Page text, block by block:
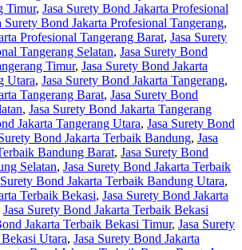
Timur, Jasa Surety Bond Jakarta Profesional
Surety Bond Jakarta Profesional Tangerang,
Profesional Tangerang Barat, Jasa Surety
Tangerang Selatan, Jasa Surety Bond
Timur, Jasa Surety Bond Jakarta
Utara, Jasa Surety Bond Jakarta Tangerang,
Tangerang Barat, Jasa Surety Bond
, Jasa Surety Bond Jakarta Tangerang
Jakarta Tangerang Utara, Jasa Surety Bond
Bond Jakarta Terbaik Bandung, Jasa
Bandung Barat, Jasa Surety Bond
Selatan, Jasa Surety Bond Jakarta Terbaik
Surety Bond Jakarta Terbaik Bandung Utara,
Terbaik Bekasi, Jasa Surety Bond Jakarta
Jasa Surety Bond Jakarta Terbaik Bekasi
Jakarta Terbaik Bekasi Timur, Jasa Surety
Utara, Jasa Surety Bond Jakarta